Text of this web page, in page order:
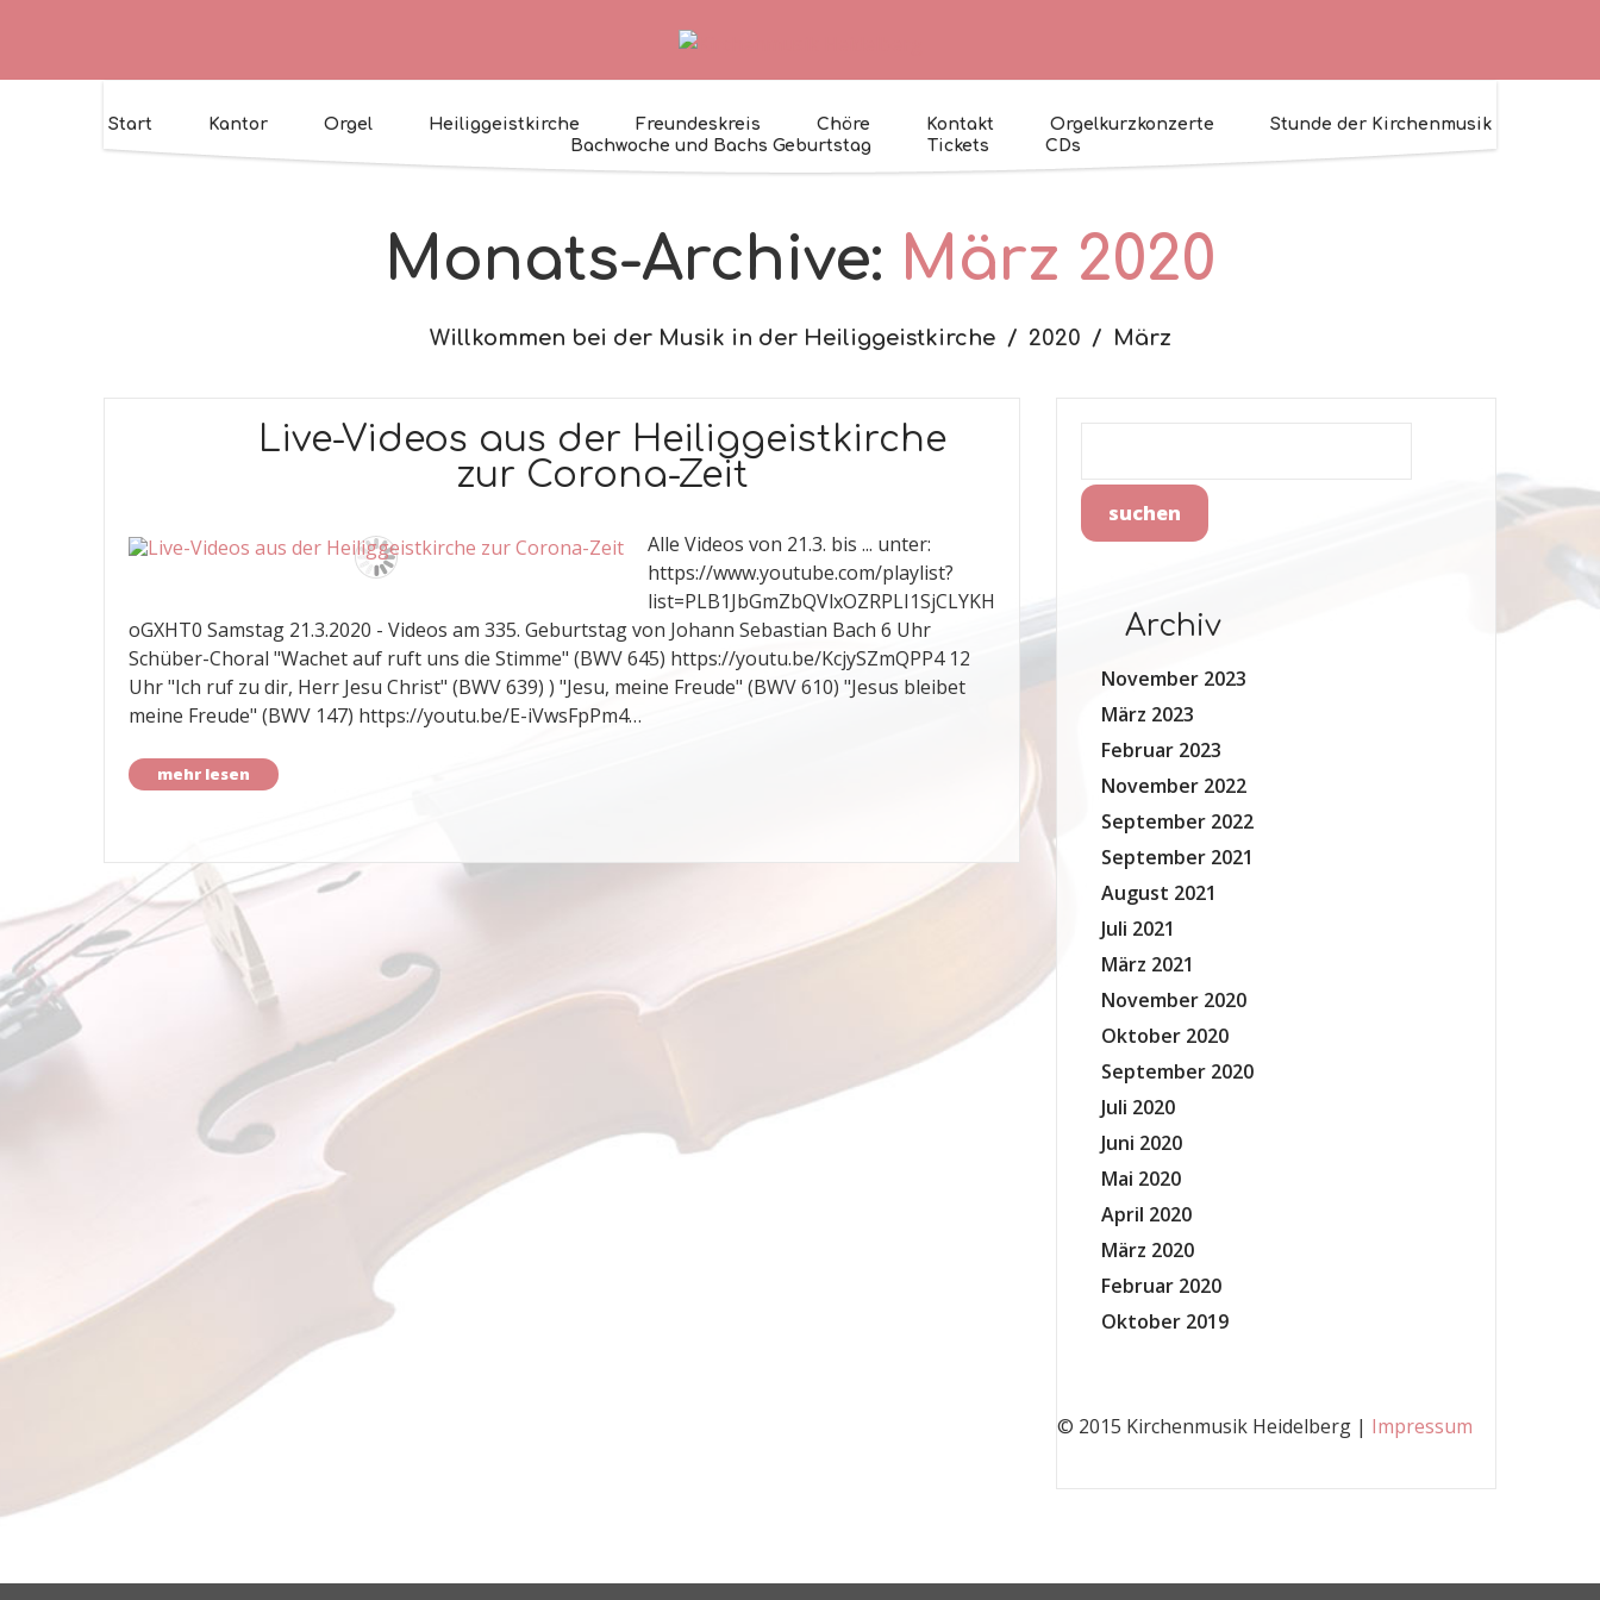
Start Kantor Orgel Heiliggeistkirche Freundeskreis Chöre Kontakt Orgelkurzkonzerte
Stunde der Kirchenmusik
Bachwoche und Bachs Geburtstag
Tickets CDs
Monats-Archive: März 2020
Willkommen bei der Musik in der Heiliggeistkirche 2020 März
Live-Videos aus der Heiliggeistkirche
zur Corona-Zeit
Alle Videos von 21.3. bis ... unter:
https://www.youtube.com/playlist?
list=PLB1JbGmZbQVlxOZRPLI1SjCLYKH
oGXHT0 Samstag 21.3.2020 - Videos am 335. Geburtstag von Johann Sebastian Bach 6 Uhr
Schüber-Choral "Wachet auf ruft uns die Stimme" (BWV 645) https://youtu.be/KcjySZmQPP4 12
Uhr "Ich ruf zu dir, Herr Jesu Christ" (BWV 639) ) "Jesu, meine Freude" (BWV 610) "Jesus bleibet
meine Freude" (BWV 147) https://youtu.be/E-iVwsFpPm4…
mehr lesen
Archiv
November 2023
März 2023
Februar 2023
November 2022
September 2022
September 2021
August 2021
Juli 2021
März 2021
November 2020
Oktober 2020
September 2020
Juli 2020
Juni 2020
Mai 2020
April 2020
März 2020
Februar 2020
Oktober 2019
© 2015 Kirchenmusik Heidelberg | Impressum